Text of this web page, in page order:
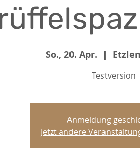
So., 20. Apr.
  |
Testversion
Anmeldung
Jetzt andere